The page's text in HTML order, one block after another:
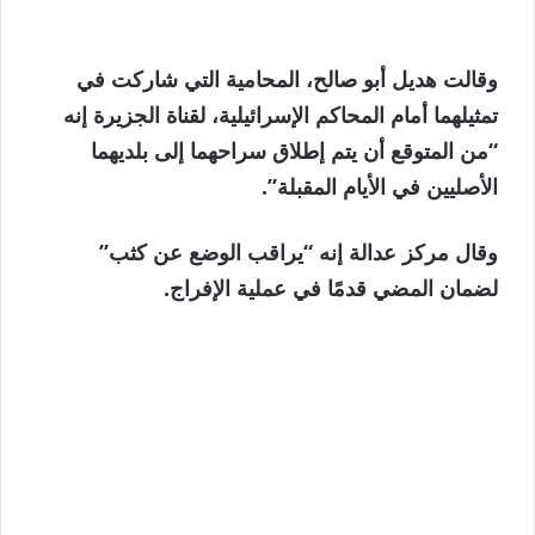
وقالت هديل أبو صالح، المحامية التي شاركت في
تمثيلهما أمام المحاكم الإسرائيلية، لقناة الجزيرة إنه
“من المتوقع أن يتم إطلاق سراحهما إلى بلديهما
الأصليين في الأيام المقبلة”.
وقال مركز عدالة إنه “يراقب الوضع عن كثب”
لضمان المضي قدمًا في عملية الإفراج.